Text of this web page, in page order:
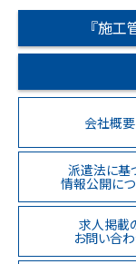
『施工
会社概要
派遣法に基
情報公開に
求人掲載
お問い合